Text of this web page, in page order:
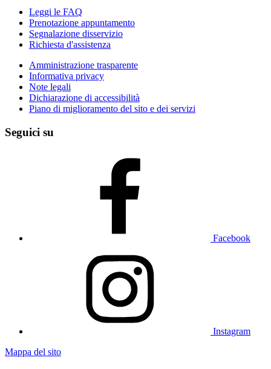
Leggi le FAQ
Prenotazione appuntamento
Segnalazione disservizio
Richiesta d'assistenza
Amministrazione trasparente
Informativa privacy
Note legali
Dichiarazione di accessibilità
Piano di miglioramento del sito e dei servizi
Seguici su
Facebook
Instagram
Mappa del sito